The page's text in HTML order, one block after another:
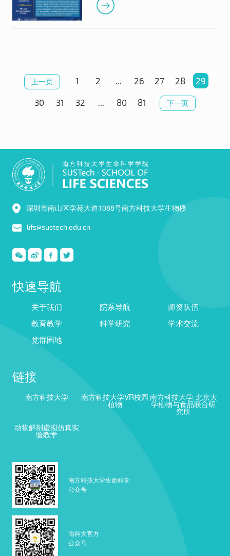
上一页 1 2 ... 26 27 28 29
30 31 32 ... 80 81 下一页
深圳市南山区学苑大道1088号南方科技大学生物楼
lifs@sustech.edu.cn
快速导航
关于我们 院系导航
师资队伍
教育教学
科学研究
学术交流
党群园地
链接
南方科技大学 南方科技大学VR校园
植物
南方科技大学-北京大
学植物与食品联合研
究所
动物解剖虚拟仿真实
验教学
南方科技大学生命科学
公众号
南科大官方
公众号